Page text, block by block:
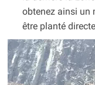
obtenez ainsi un
être planté